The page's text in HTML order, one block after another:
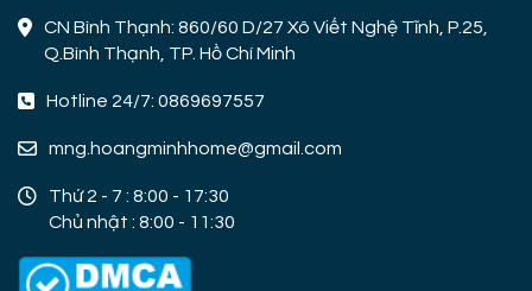
CN Bình Thạnh: 860/60 D/27 Xô Viết Nghệ Tĩnh, P.25,
Q.Bình Thạnh, TP. Hồ Chí Minh
Hotline 24/7: 0869697557
mng.hoangminhhome@gmail.com
Thứ 2 - 7 : 8:00 - 17:30
Chủ nhật : 8:00 - 11:30